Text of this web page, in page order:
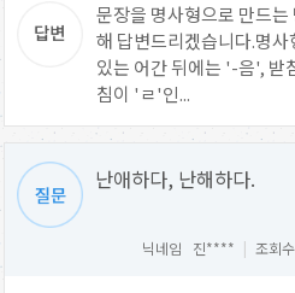
문장을 명사형으로 만드
해 답변드리겠습니다.명
있는 어간 뒤에는 '-음', 받
침이 'ㄹ'인...
난애하다, 난해하다.
닉네임 진**** | 조회